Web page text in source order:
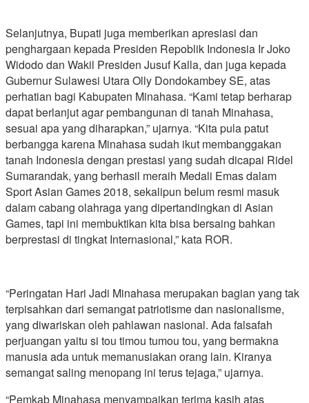
Selanjutnya, Bupati juga memberikan apresiasi dan
penghargaan kepada Presiden Repoblik Indonesia Ir Joko
Widodo dan Wakil Presiden Jusuf Kalla, dan juga kepada
Gubernur Sulawesi Utara Olly Dondokambey SE, atas
perhatian bagi Kabupaten Minahasa. “Kami tetap berharap
dapat berlanjut agar pembangunan di tanah Minahasa,
sesuai apa yang diharapkan,” ujarnya. “Kita pula patut
berbangga karena Minahasa sudah ikut membanggakan
tanah Indonesia dengan prestasi yang sudah dicapai Ridel
Sumarandak, yang berhasil meraih Medali Emas dalam
Sport Asian Games 2018, sekalipun belum resmi masuk
dalam cabang olahraga yang dipertandingkan di Asian
Games, tapi ini membuktikan kita bisa bersaing bahkan
berprestasi di tingkat Internasional,” kata ROR.
“Peringatan Hari Jadi Minahasa merupakan bagian yang tak
terpisahkan dari semangat patriotisme dan nasionalisme,
yang diwariskan oleh pahlawan nasional. Ada falsafah
perjuangan yaitu si tou timou tumou tou, yang bermakna
manusia ada untuk memanusiakan orang lain. Kiranya
semangat saling menopang ini terus tejaga,” ujarnya.
“Pemkab Minahasa menyampaikan terima kasih atas